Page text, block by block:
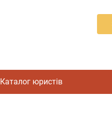
Каталог юристів